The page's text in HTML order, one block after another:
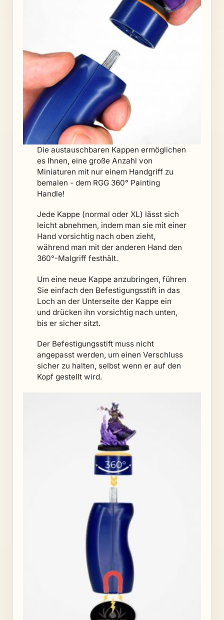
Die austauschbaren Kappen ermöglichen
es Ihnen, eine große Anzahl von
Miniaturen mit nur einem Handgriff zu
bemalen - dem RGG 360° Painting
Handle!
Jede Kappe (normal oder XL) lässt sich
leicht abnehmen, indem man sie mit einer
Hand vorsichtig nach oben zieht,
während man mit der anderen Hand den
360°-Malgriff festhält.
Um eine neue Kappe anzubringen, führen
Sie einfach den Befestigungsstift in das
Loch an der Unterseite der Kappe ein
und drücken ihn vorsichtig nach unten,
bis er sicher sitzt.
Der Befestigungsstift muss nicht
angepasst werden, um einen Verschluss
sicher zu halten, selbst wenn er auf den
Kopf gestellt wird.